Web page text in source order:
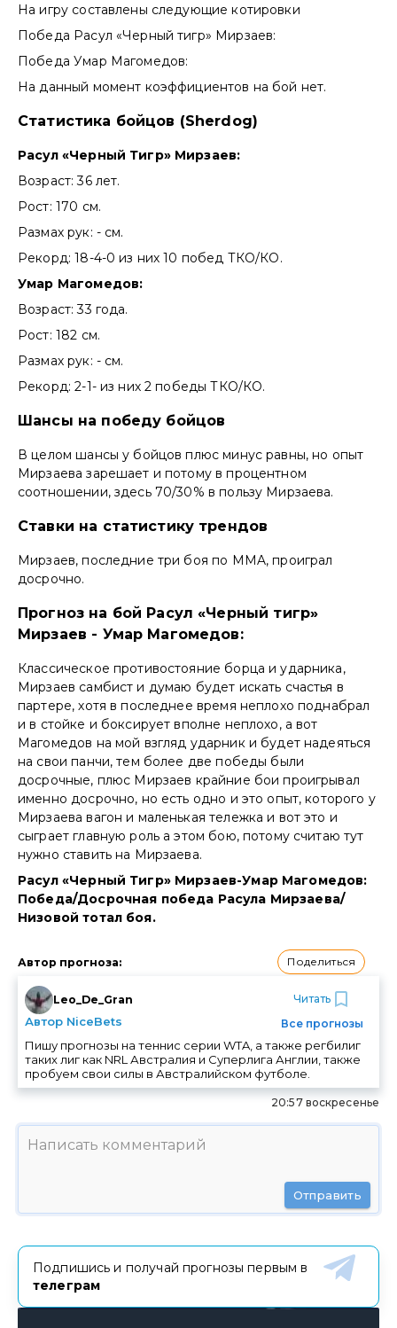
На игру составлены следующие котировки
Победа Расул «Черный тигр» Мирзаев:
Победа Умар Магомедов:
На данный момент коэффициентов на бой нет.
Статистика бойцов (Sherdog)
Расул «Черный Тигр» Мирзаев:
Возраст: 36 лет.
Рост: 170 см.
Размах рук: - см.
Рекорд: 18-4-0 из них 10 побед ТКО/КО.
Умар Магомедов:
Возраст: 33 года.
Рост: 182 см.
Размах рук: - см.
Рекорд: 2-1- из них 2 победы ТКО/КО.
Шансы на победу бойцов
В целом шансы у бойцов плюс минус равны, но опыт
Мирзаева зарешает и потому в процентном
соотношении, здесь 70/30% в пользу Мирзаева.
Ставки на статистику трендов
Мирзаев, последние три боя по MMA, проиграл
досрочно.
Прогноз на бой Расул «Черный тигр»
Мирзаев - Умар Магомедов:
Классическое противостояние борца и ударника,
Мирзаев самбист и думаю будет искать счастья в
партере, хотя в последнее время неплохо поднабрал
и в стойке и боксирует вполне неплохо, а вот
Магомедов на мой взгляд ударник и будет надеяться
на свои панчи, тем более две победы были
досрочные, плюс Мирзаев крайние бои проигрывал
именно досрочно, но есть одно и это опыт, которого у
Мирзаева вагон и маленькая тележка и вот это и
сыграет главную роль а этом бою, потому считаю тут
нужно ставить на Мирзаева.
Расул «Черный Тигр» Мирзаев-Умар Магомедов:
Победа/Досрочная победа Расула Мирзаева/
Низовой тотал боя.
Автор прогноза: Поделиться
Leo_De_Gran
Автор NiceBets
Читать
Все прогнозы
Пишу прогнозы на теннис серии WTA, а также регбилиг
таких лиг как NRL Австралия и Суперлига Англии, также
пробуем свои силы в Австралийском футболе.
20:57 воскресенье
Отправить
Подпишись и получай прогнозы первым в
телеграм